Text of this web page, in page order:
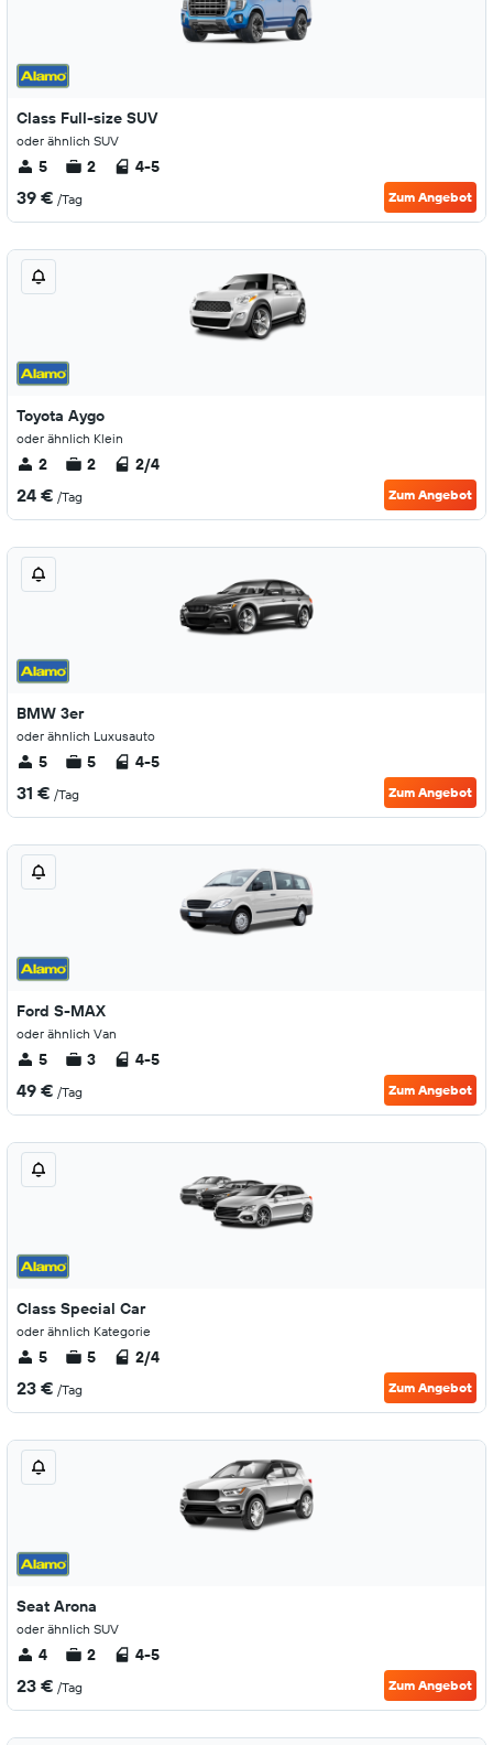
Class Full-size SUV
oder ähnlich SUV
5 2 4-5
39 € /Tag Zum Angebot
Toyota Aygo
oder ähnlich Klein
2 2 2/4
24 € /Tag Zum Angebot
BMW 3er
oder ähnlich Luxusauto
5 5 4-5
31 € /Tag Zum Angebot
Ford S-MAX
oder ähnlich Van
5 3 4-5
49 € /Tag Zum Angebot
Class Special Car
oder ähnlich Kategorie
5 5 2/4
23 € /Tag Zum Angebot
Seat Arona
oder ähnlich SUV
4 2 4-5
23 € /Tag Zum Angebot